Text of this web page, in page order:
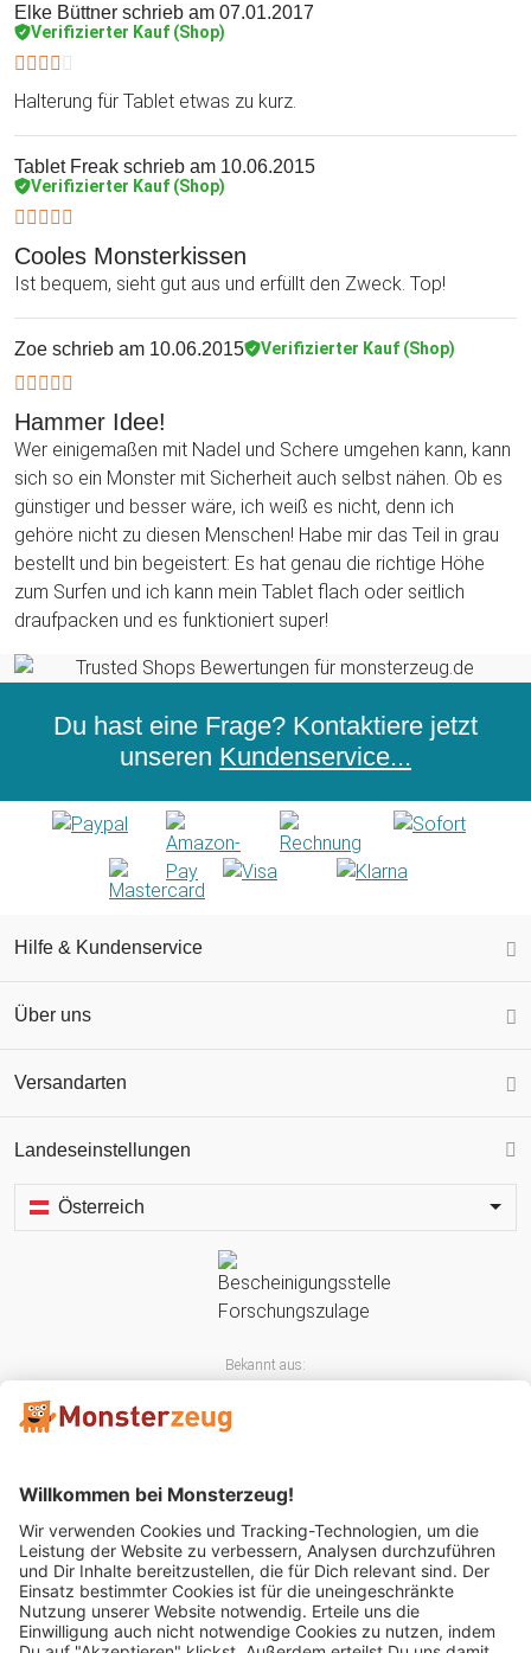
Elke Büttner schrieb am 07.01.2017
Verifizierter Kauf (Shop)
Halterung für Tablet etwas zu kurz.
Tablet Freak schrieb am 10.06.2015
Verifizierter Kauf (Shop)
Cooles Monsterkissen
Ist bequem, sieht gut aus und erfüllt den Zweck. Top!
Zoe schrieb am 10.06.2015 Verifizierter Kauf (Shop)
Hammer Idee!
Wer einigemaßen mit Nadel und Schere umgehen kann, kann
sich so ein Monster mit Sicherheit auch selbst nähen. Ob es
günstiger und besser wäre, ich weiß es nicht, denn ich
gehöre nicht zu diesen Menschen! Habe mir das Teil in grau
bestellt und bin begeistert: Es hat genau die richtige Höhe
zum Surfen und ich kann mein Tablet flach oder seitlich
draufpacken und es funktioniert super!
Du hast eine Frage? Kontaktiere jetzt
unseren Kundenservice...
Hilfe & Kundenservice
Über uns
Versandarten
Landeseinstellungen
Österreich
Bekannt aus:
Mitglied im: